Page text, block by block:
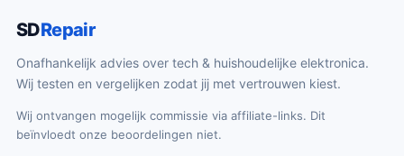
j
w
s
8
.
SDRepair
Onafhankelijk advies over tech & huishoudelijke elektronica.
Wij testen en vergelijken zodat jij met vertrouwen kiest.
Wij ontvangen mogelijk commissie via affiliate-links. Dit
beïnvloedt onze beoordelingen niet.